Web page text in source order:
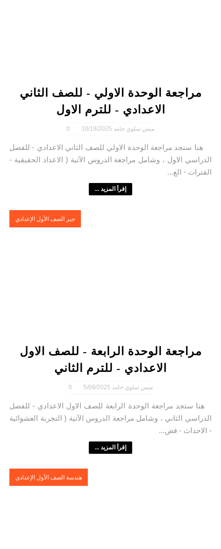
مراجعة الوحدة الاولي - للصف الثاني
الاعدادي - للترم الاول
ميس سلوي حامد 10/18/2025
0
هنا ستجد مراجعة الوحدة الاولي للصف الثاني الاعدادي - للفصل
الدراسي الاول ، وشامل مراجعة الدروس الآتية ( الاعداد الحقيقية -
الفترات - الع...
إقرأ المزيد ...
جبر الصف الأول الإعدادي
مراجعة الوحدة الرابعة - للصف الاول
الاعدادي - للترم الثاني
ميس سلوي حامد 5/09/2025
0
هنا ستجد مراجعة الوحدة الرابعة للصف الاول الاعدادي - للفصل
الدراسي الثاني ، وشامل مراجعة الدروس الآتية ( التجربة العشوائية
- الاحداث - فض...
إقرأ المزيد ...
هندسة الصف الأول الإعدادي